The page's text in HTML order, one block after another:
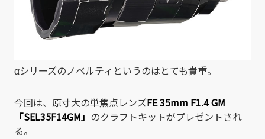
αシリーズのノベルティというのはとても貴重。
今回は、原寸大の単焦点レンズFE 35mm F1.4 GM
「SEL35F14GM」 のクラフトキットがプレゼントされ
る。